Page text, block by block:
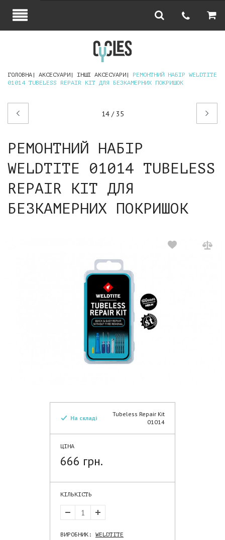
ГОЛОВНА АКСЕСУАРИ ІНШІ АКСЕСУАРИ
РЕМОНТНИЙ НАБІР WELDTITE
01014 TUBELESS REPAIR KIT ДЛЯ БЕЗКАМЕРНИХ ПОКРИШОК
14 / 35
Наступний
РЕМОНТНИЙ НАБІР
WELDTITE 01014 TUBELESS
REPAIR KIT ДЛЯ
БЕЗКАМЕРНИХ ПОКРИШОК
На складі
Tubeless Repair Kit
01014
ЦІНА
666 грн.
КІЛЬКІСТЬ
ВИРОБНИК: WELDTITE